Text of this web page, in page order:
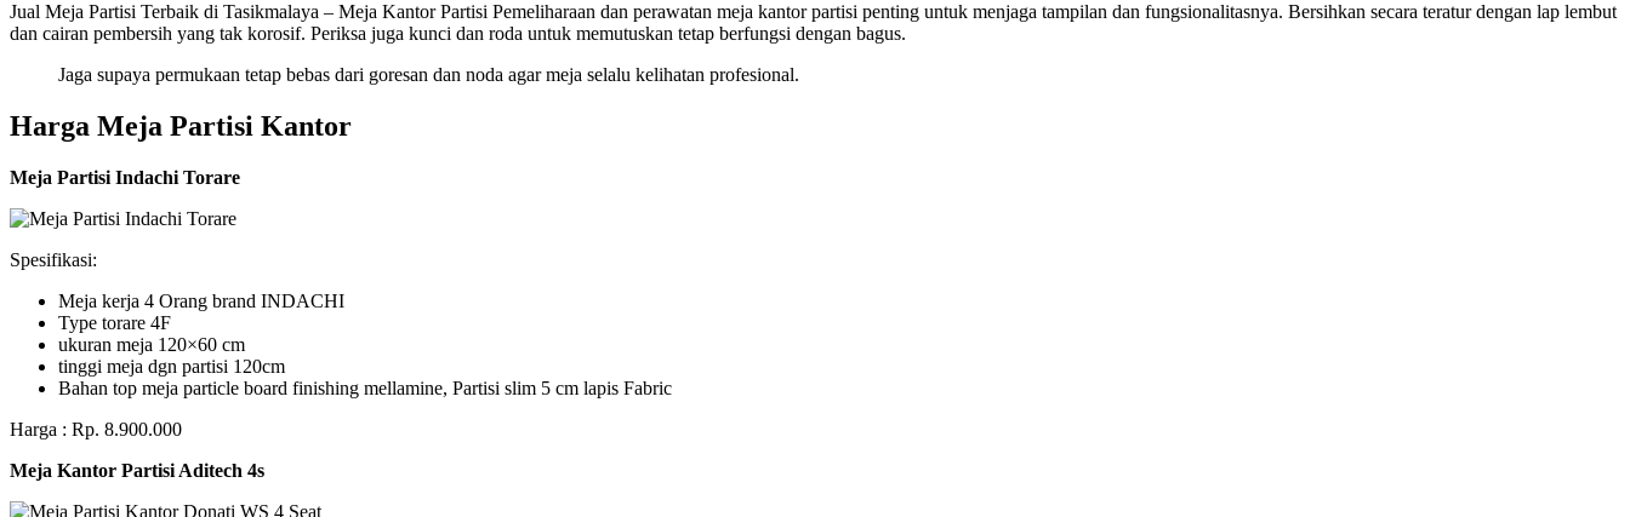
Jual Meja Partisi Terbaik di Tasikmalaya – Meja Kantor Partisi Pemeliharaan dan perawatan meja kantor partisi penting untuk menjaga tampilan dan fungsionalitasnya. Bersihkan secara teratur dengan lap lembut
dan cairan pembersih yang tak korosif. Periksa juga kunci dan roda untuk memutuskan tetap berfungsi dengan bagus.
Jaga supaya permukaan tetap bebas dari goresan dan noda agar meja selalu kelihatan profesional.
Harga Meja Partisi Kantor
Meja Partisi Indachi Torare
Spesifikasi:
Meja kerja 4 Orang brand INDACHI
Type torare 4F
ukuran meja 120×60 cm
tinggi meja dgn partisi 120cm
Bahan top meja particle board finishing mellamine, Partisi slim 5 cm lapis Fabric
Harga : Rp. 8.900.000
Meja Kantor Partisi Aditech 4s